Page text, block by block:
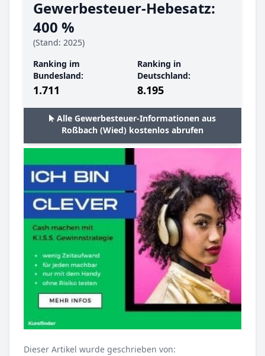
Gewerbesteuer-Hebesatz:
400 %
(Stand: 2025)
Ranking im
Bundesland:
1.711
Ranking in
Deutschland:
8.195
Alle Gewerbesteuer-Informationen aus
Roßbach (Wied) kostenlos abrufen
Dieser Artikel wurde geschrieben von: